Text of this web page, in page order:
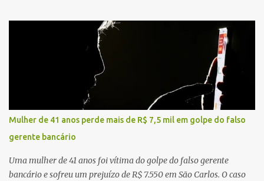
município, mas também de diversas cidades do entorno,
ampliando significativamente a responsabilidade da gestão sobre
o Sistema Único de Saúde (SUS). Nos últimos anos, o Governo
Federal tem ampliado investimentos destinados ao fortalecimento
da atenção básica, da infraestrutura hospitalar e da
regionalização dos serviços de saúde. Entretanto, em um cenário
de demandas crescentes e recursos necessariamente limitados, a
principal missão da gestão pública não é apenas investir mais,
mas decidir melhor onde investir para produzir o maior benefício
possível à população. Essa reflexão encontra respaldo tanto na
teoria da admini...
Mulher de 41 anos perde mais de R$ 7,5 mil em golpe do falso
gerente bancário
Uma mulher de 41 anos foi vítima do golpe do falso gerente
bancário e sofreu um prejuízo de R$ 7.550 em São Carlos. O caso